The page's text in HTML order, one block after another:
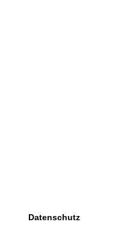
Datenschutz